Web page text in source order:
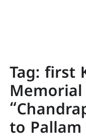
Tag: first
Memorial
to Pallam